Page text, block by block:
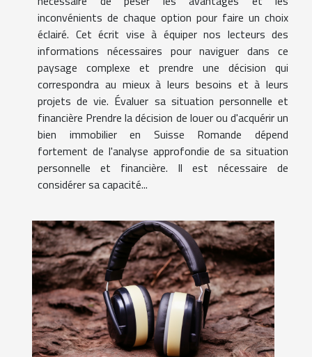
inconvénients de chaque option pour faire un choix
éclairé. Cet écrit vise à équiper nos lecteurs des
informations nécessaires pour naviguer dans ce
paysage complexe et prendre une décision qui
correspondra au mieux à leurs besoins et à leurs
projets de vie. Évaluer sa situation personnelle et
financière Prendre la décision de louer ou d'acquérir un
bien immobilier en Suisse Romande dépend
fortement de l'analyse approfondie de sa situation
personnelle et financière. Il est nécessaire de
considérer sa capacité...